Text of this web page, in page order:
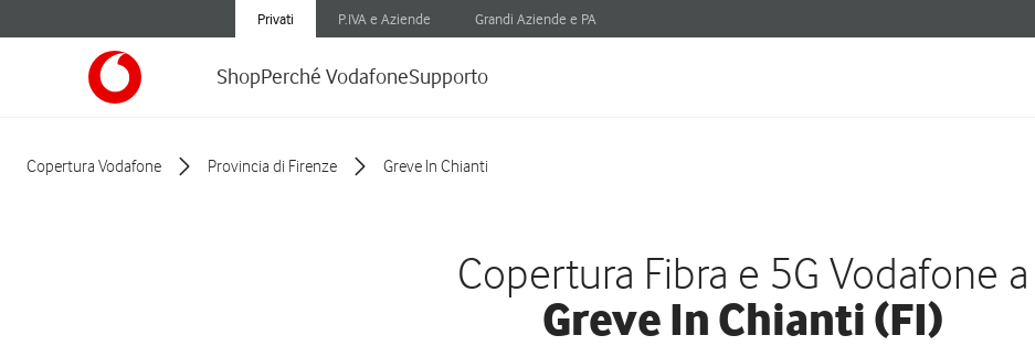
Privati P.IVA e Aziende Grandi Aziende e PA
ShopPerché VodafoneSupporto
Copertura Vodafone Provincia di Firenze Greve In Chianti
Copertura Fibra e 5G Vodafone a
Greve In Chianti (FI)